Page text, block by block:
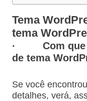
Tema
tema
· Com
de tema
Se você
detalhes, verá,